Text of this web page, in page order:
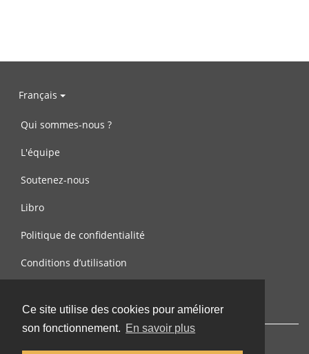
Ce site utilise des cookies pour améliorer
son fonctionnement. En savoir plus
Français
Qui sommes-nous ?
L'équipe
Soutenez-nous
Libro
Politique de confidentialité
Conditions d’utilisation